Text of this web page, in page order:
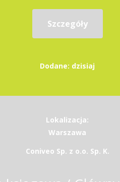
Szczegóły
Dodane: dzisiaj
Lokalizacja:
Warszawa
Coniveo Sp. z o.o. Sp. K.